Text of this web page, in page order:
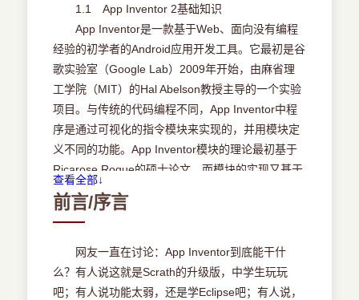
第4章 传感器和蓝牙应用
4.1贪吃球
4.2图书扫描
4.3开机画面
4.4蓝牙猜拳
4.5手机遥控机器人
第5章 动画游戏应用
5.1打地鼠
5.2弹球
5.3打飞机
5.4拼图
5.52048
1.1 App Inventor 2基础知识
App Inventor是一款基于Web、面向没有编程
经验的初学者的Android应用开发工具。它最初是谷
歌实验室（Google Lab）2009年开始，由麻省理
工学院（MIT）的Hal Abelson教授主导的一个实验
项目。与传统的代码编程不同，App Inventor中程
序是通过可视化的指令模块来实现的，并用模块定
义不同的功能。App Inventor模块的理论最初基于
Ricarose Roque的硕士论文，而模块的实现又基于
另一位MIT教育项目负责人Eric Klopfer创造的
StarLogo模拟程序。2010年12月5日App Inventor
将该项目移交给麻省理工学院移动学习中心（MIT
Center for Mobile Learning），由麻省理工学院在
MIT开源协议下开放该项目的源代码，并提供一个
查看全部↓
前言/序言
网友一直在讨论：App Inventor到底能干什
么？有人说这就是Scrath的升级版，中学生玩玩
吧；有人说功能太弱，还是学Eclipse吧；有人说，